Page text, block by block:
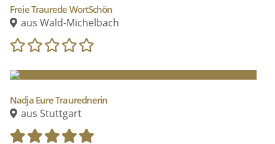
Freie Traurede WortSchön
aus Wald-Michelbach
Nadja Eure Traurednerin
aus Stuttgart